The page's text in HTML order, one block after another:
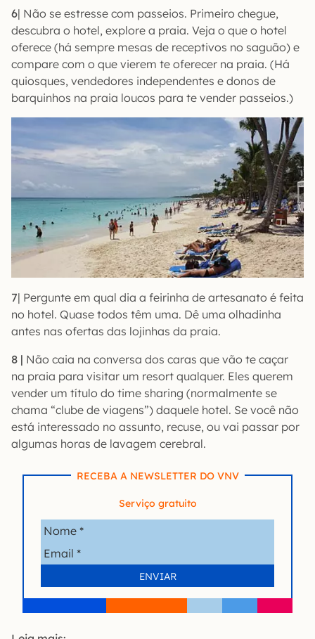
6| Não se estresse com passeios. Primeiro chegue,
descubra o hotel, explore a praia. Veja o que o hotel
oferece (há sempre mesas de receptivos no saguão) e
compare com o que vierem te oferecer na praia. (Há
quiosques, vendedores independentes e donos de
barquinhos na praia loucos para te vender passeios.)
7| Pergunte em qual dia a feirinha de artesanato é feita
no hotel. Quase todos têm uma. Dê uma olhadinha
antes nas ofertas das lojinhas da praia.
8 | Não caia na conversa dos caras que vão te caçar
na praia para visitar um resort qualquer. Eles querem
vender um título do time sharing (normalmente se
chama “clube de viagens”) daquele hotel. Se você não
está interessado no assunto, recuse, ou vai passar por
algumas horas de lavagem cerebral.
RECEBA A NEWSLETTER DO VNV
Serviço gratuito